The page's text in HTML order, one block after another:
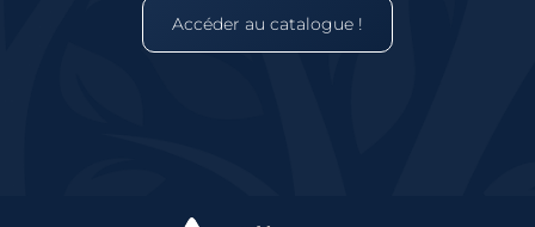
Accéder au catalogue !